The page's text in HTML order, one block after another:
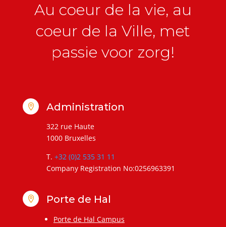
Au coeur de la vie, au
coeur de la Ville, met
passie voor zorg!
 Administration
322 rue Haute
1000 Bruxelles
T. +32 (0)2 535 31 11
Company Registration No:0256963391
 Porte de Hal
Porte de Hal Campus